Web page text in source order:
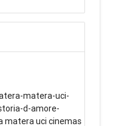
matera-uci-
d-amore-
matera uci cinemas